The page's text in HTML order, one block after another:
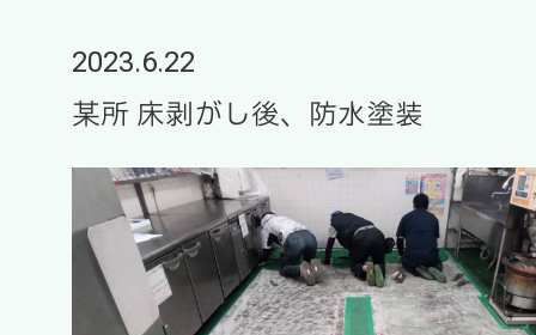
2023.6.22
某所 床剥がし後、防水塗装